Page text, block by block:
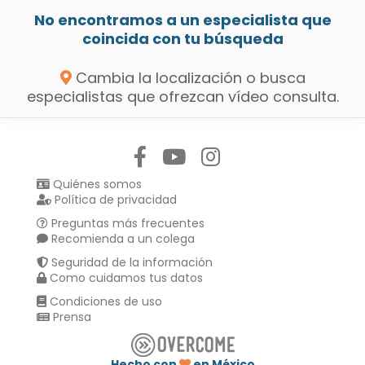
No encontramos a un especialista que
coincida con tu búsqueda
Cambia la localización o busca
especialistas que ofrezcan vídeo consulta.
Quiénes somos
Política de privacidad
Preguntas más frecuentes
Recomienda a un colega
Seguridad de la información
Como cuidamos tus datos
Condiciones de uso
Prensa